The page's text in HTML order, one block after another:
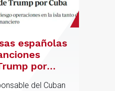
españolas
por
del Cuban